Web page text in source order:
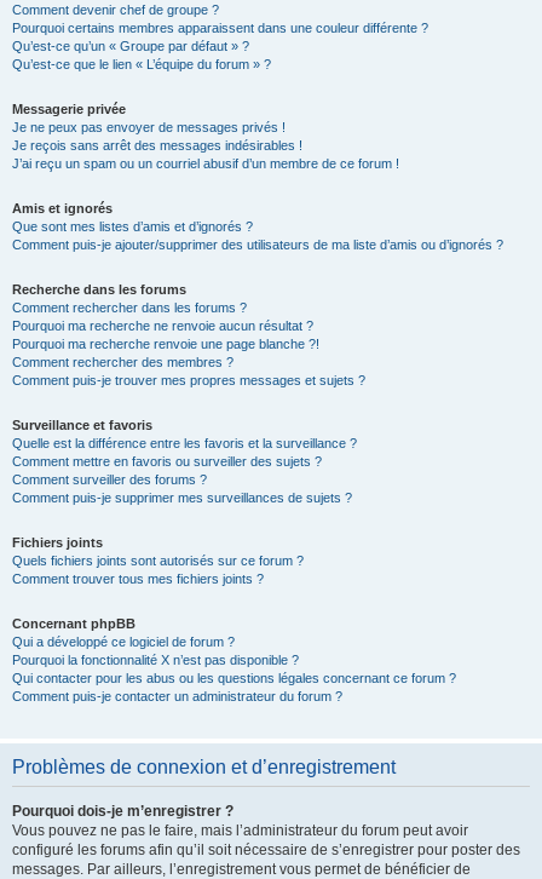
Comment devenir chef de groupe ?
Pourquoi certains membres apparaissent dans une couleur différente ?
Qu’est-ce qu’un « Groupe par défaut » ?
Qu’est-ce que le lien « L’équipe du forum » ?
Messagerie privée
Je ne peux pas envoyer de messages privés !
Je reçois sans arrêt des messages indésirables !
J’ai reçu un spam ou un courriel abusif d’un membre de ce forum !
Amis et ignorés
Que sont mes listes d’amis et d’ignorés ?
Comment puis-je ajouter/supprimer des utilisateurs de ma liste d’amis ou d’ignorés ?
Recherche dans les forums
Comment rechercher dans les forums ?
Pourquoi ma recherche ne renvoie aucun résultat ?
Pourquoi ma recherche renvoie une page blanche ?!
Comment rechercher des membres ?
Comment puis-je trouver mes propres messages et sujets ?
Surveillance et favoris
Quelle est la différence entre les favoris et la surveillance ?
Comment mettre en favoris ou surveiller des sujets ?
Comment surveiller des forums ?
Comment puis-je supprimer mes surveillances de sujets ?
Fichiers joints
Quels fichiers joints sont autorisés sur ce forum ?
Comment trouver tous mes fichiers joints ?
Concernant phpBB
Qui a développé ce logiciel de forum ?
Pourquoi la fonctionnalité X n’est pas disponible ?
Qui contacter pour les abus ou les questions légales concernant ce forum ?
Comment puis-je contacter un administrateur du forum ?
Problèmes de connexion et d’enregistrement
Pourquoi dois-je m’enregistrer ?
Vous pouvez ne pas le faire, mais l’administrateur du forum peut avoir
configuré les forums afin qu’il soit nécessaire de s’enregistrer pour poster des
messages. Par ailleurs, l’enregistrement vous permet de bénéficier de